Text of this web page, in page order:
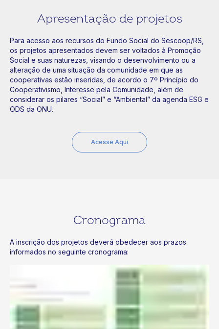
Apresentação de projetos
Para acesso aos recursos do Fundo Social do Sescoop/RS,
os projetos apresentados devem ser voltados à Promoção
Social e suas naturezas, visando o desenvolvimento ou a
alteração de uma situação da comunidade em que as
cooperativas estão inseridas, de acordo o 7º Princípio do
Cooperativismo, Interesse pela Comunidade, além de
considerar os pilares “Social” e “Ambiental” da agenda ESG e
ODS da ONU.
Acesse Aqui
Cronograma
A inscrição dos projetos deverá obedecer aos prazos
informados no seguinte cronograma: